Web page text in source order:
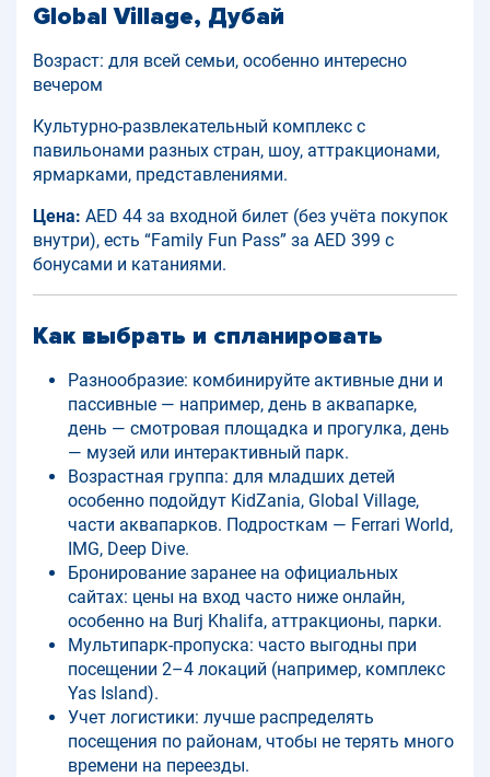
Global Village, Дубай
Возраст: для всей семьи, особенно интересно
вечером
Культурно-развлекательный комплекс с
павильонами разных стран, шоу, аттракционами,
ярмарками, представлениями.
Цена: AED 44 за входной билет (без учёта покупок
внутри), есть “Family Fun Pass” за AED 399 с
бонусами и катаниями.
Как выбрать и спланировать
Разнообразие: комбинируйте активные дни и
пассивные — например, день в аквапарке,
день — смотровая площадка и прогулка, день
— музей или интерактивный парк.
Возрастная группа: для младших детей
особенно подойдут KidZania, Global Village,
части аквапарков. Подросткам — Ferrari World,
IMG, Deep Dive.
Бронирование заранее на официальных
сайтах: цены на вход часто ниже онлайн,
особенно на Burj Khalifa, аттракционы, парки.
Мультипарк-пропуска: часто выгодны при
посещении 2–4 локаций (например, комплекс
Yas Island).
Учет логистики: лучше распределять
посещения по районам, чтобы не терять много
времени на переезды.